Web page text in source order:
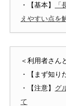
・【基本】
えやすい点を
＜利用者さん
・【まず知り
・【注意】 グ
て